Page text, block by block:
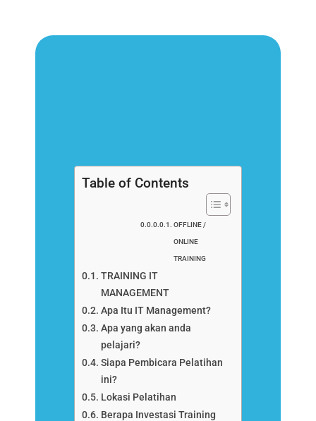
Table of Contents
OFFLINE /
ONLINE
TRAINING
TRAINING IT
MANAGEMENT
Apa Itu IT Management?
Apa yang akan anda
pelajari?
Siapa Pembicara Pelatihan
ini?
Lokasi Pelatihan
Berapa Investasi Training